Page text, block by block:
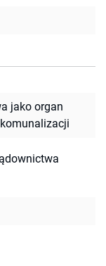
jako organ